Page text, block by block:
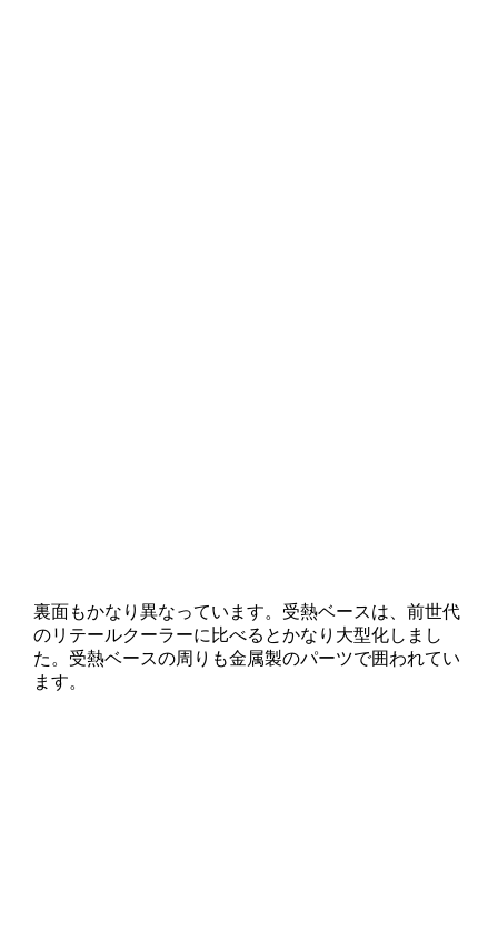
裏面もかなり異なっています。受熱ベースは、前世代
のリテールクーラーに比べるとかなり大型化しまし
た。受熱ベースの周りも金属製のパーツで囲われてい
ます。